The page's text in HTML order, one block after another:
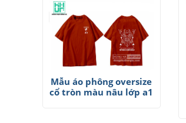
Mẫu áo phông oversize
cổ tròn màu nâu lớp a1